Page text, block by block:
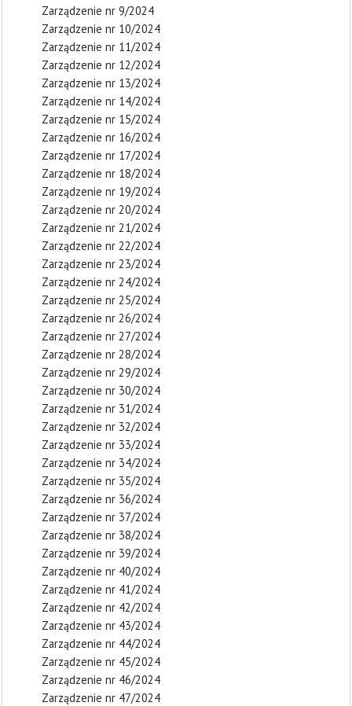
Zarządzenie nr 9/2024
Zarządzenie nr 10/2024
Zarządzenie nr 11/2024
Zarządzenie nr 12/2024
Zarządzenie nr 13/2024
Zarządzenie nr 14/2024
Zarządzenie nr 15/2024
Zarządzenie nr 16/2024
Zarządzenie nr 17/2024
Zarządzenie nr 18/2024
Zarządzenie nr 19/2024
Zarządzenie nr 20/2024
Zarządzenie nr 21/2024
Zarządzenie nr 22/2024
Zarządzenie nr 23/2024
Zarządzenie nr 24/2024
Zarządzenie nr 25/2024
Zarządzenie nr 26/2024
Zarządzenie nr 27/2024
Zarządzenie nr 28/2024
Zarządzenie nr 29/2024
Zarządzenie nr 30/2024
Zarządzenie nr 31/2024
Zarządzenie nr 32/2024
Zarządzenie nr 33/2024
Zarządzenie nr 34/2024
Zarządzenie nr 35/2024
Zarządzenie nr 36/2024
Zarządzenie nr 37/2024
Zarządzenie nr 38/2024
Zarządzenie nr 39/2024
Zarządzenie nr 40/2024
Zarządzenie nr 41/2024
Zarządzenie nr 42/2024
Zarządzenie nr 43/2024
Zarządzenie nr 44/2024
Zarządzenie nr 45/2024
Zarządzenie nr 46/2024
Zarządzenie nr 47/2024